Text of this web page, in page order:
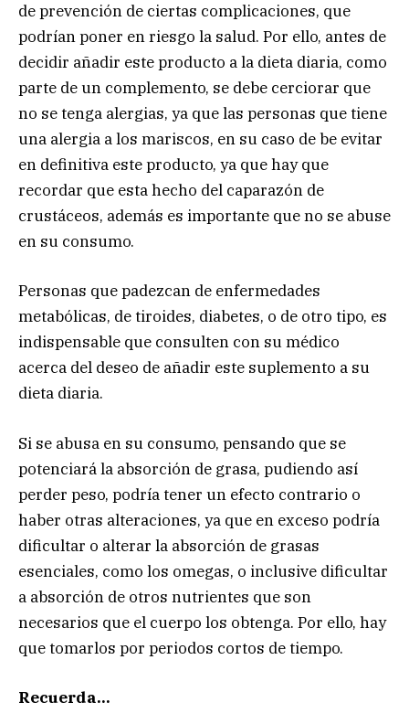
de prevención de ciertas complicaciones, que
podrían poner en riesgo la salud. Por ello, antes de
decidir añadir este producto a la dieta diaria, como
parte de un complemento, se debe cerciorar que
no se tenga alergias, ya que las personas que tiene
una alergia a los mariscos, en su caso de be evitar
en definitiva este producto, ya que hay que
recordar que esta hecho del caparazón de
crustáceos, además es importante que no se abuse
en su consumo.
Personas que padezcan de enfermedades
metabólicas, de tiroides, diabetes, o de otro tipo, es
indispensable que consulten con su médico
acerca del deseo de añadir este suplemento a su
dieta diaria.
Si se abusa en su consumo, pensando que se
potenciará la absorción de grasa, pudiendo así
perder peso, podría tener un efecto contrario o
haber otras alteraciones, ya que en exceso podría
dificultar o alterar la absorción de grasas
esenciales, como los omegas, o inclusive dificultar
a absorción de otros nutrientes que son
necesarios que el cuerpo los obtenga. Por ello, hay
que tomarlos por periodos cortos de tiempo.
Recuerda…